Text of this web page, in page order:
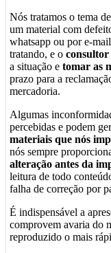
Nós tratamos o tema de
um material com
whatsapp ou por e-
tratando, e o consultor
a situação e tomar as
prazo para a
mercadoria.
Algumas
percebidas e podem
materiais que nós
nós sempre
alteração antes da
leitura de todo
falha de correção por
É indispensável a
comprovem avaria do
reproduzido o mais